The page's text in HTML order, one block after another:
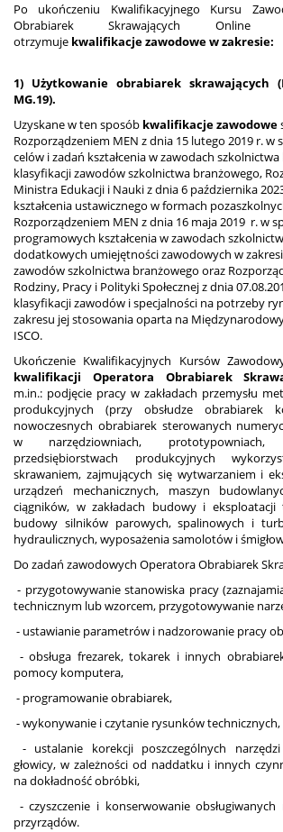
Po ukończeniu Kwalifikacyjnego Kursu
Obrabiarek Skrawających Online
otrzymuje kwalifikacje zawodowe w zakresie:
1) Użytkowanie obrabiarek skrawających
MG.19).
Uzyskane w ten sposób kwalifikacje zawodowe
Rozporządzeniem MEN z dnia 15 lutego 2019 r. w
celów i zadań kształcenia w zawodach
klasyfikacji zawodów szkolnictwa branżowego,
Ministra Edukacji i Nauki z dnia 6 października
kształcenia ustawicznego w formach
Rozporządzeniem MEN z dnia 16 maja 2019 r. w
programowych kształcenia w zawodach
dodatkowych umiejętności zawodowych w
zawodów szkolnictwa branżowego oraz
Rodziny, Pracy i Polityki Społecznej z dnia
klasyfikacji zawodów i specjalności na potrzeby
zakresu jej stosowania oparta na
ISCO.
Ukończenie Kwalifikacyjnych Kursów
kwalifikacji Operatora Obrabiarek
m.in.: podjęcie pracy w zakładach przemysłu
produkcyjnych (przy obsłudze obrabiarek
nowoczesnych obrabiarek sterowanych
w narzędziowniach,
przedsiębiorstwach produkcyjnych
skrawaniem, zajmujących się wytwarzaniem i
urządzeń mechanicznych, maszyn
ciągników, w zakładach budowy i
budowy silników parowych, spalinowych i
hydraulicznych, wyposażenia samolotów i
Do zadań zawodowych Operatora Obrabiarek
- przygotowywanie stanowiska pracy
technicznym lub wzorcem, przygotowywanie
- ustawianie parametrów i nadzorowanie pracy
- obsługa frezarek, tokarek i innych
pomocy komputera,
- programowanie obrabiarek,
- wykonywanie i czytanie rysunków technicznych,
- ustalanie korekcji poszczególnych
głowicy, w zależności od naddatku i innych
na dokładność obróbki,
- czyszczenie i konserwowanie
przyrządów.